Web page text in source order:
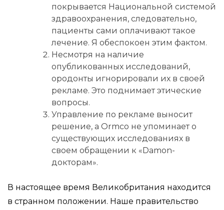
покрывается Национальной системой
здравоохранения, следовательно,
пациенты сами оплачивают такое
лечение. Я обеспокоен этим фактом.
Несмотря на наличие
опубликованных исследований,
ородонты игнорировали их в своей
рекламе. Это поднимает этические
вопросы.
Управление по рекламе выносит
решение, а Ormco не упоминает о
существующих исследованиях в
своем обращении к «Damon-
докторам».
В настоящее время Великобритания находится
в странном положении. Наше правительство